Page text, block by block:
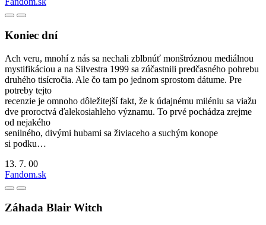
Koniec dní
Ach veru, mnohí z nás sa nechali zblbnúť monštróznou mediálnou
mystifikáciou a na Silvestra 1999 sa zúčastnili predčasného pohrebu
druhého tisícročia. Ale čo tam po jednom sprostom dátume. Pre
potreby tejto
recenzie je omnoho dôležitejší fakt, že k údajnému miléniu sa viažu
dve proroctvá ďalekosiahleho významu. To prvé pochádza zrejme
od nejakého
senilného, divými hubami sa živiaceho a suchým konope
si podku…
13. 7. 00
Fandom.sk
Záhada Blair Witch